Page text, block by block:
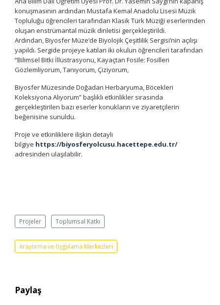
konuşmasının ardından Mustafa Kemal Anadolu Lisesi Müzik
Topluluğu öğrencileri tarafından Klasik Türk Müziği eserlerinden
oluşan enstrümantal müzik dinletisi gerçekleştirildi.
Ardından, Biyosfer Müze’de Biyolojik Çeşitlilik Sergisi’nin açılışı
yapıldı. Sergide projeye katılan iki okulun öğrencileri tarafından
“Bilimsel Bitki İllüstrasyonu, Kayaçtan Fosile: Fosilleri
Gözlemliyorum, Tanıyorum, Çiziyorum,
Biyosfer Müzesinde Doğadan Herbaryuma, Böcekleri
Koleksiyona Alıyorum” başlıklı etkinlikler sırasında
gerçekleştirilen bazı eserler konukların ve ziyaretçilerin
beğenisine sunuldu.
Proje ve etkinliklere ilişkin detaylı
bilgiye https://biyosferyolcusu.hacettepe.edu.tr/
adresinden ulaşılabilir.
Projeler Toplumsal Katkı
Araştırma ve Uygulama Merkezleri
Paylaş